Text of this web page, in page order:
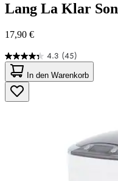
Lang La Klar
17,90 €
4.3 (45)
4.3
von
5
Sternen.
45
In den Warenkorb